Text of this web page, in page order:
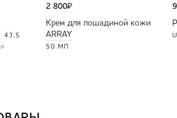
43,5
2 800₽
Крем для лошадиной кожи
ARRAY
50 МЛ